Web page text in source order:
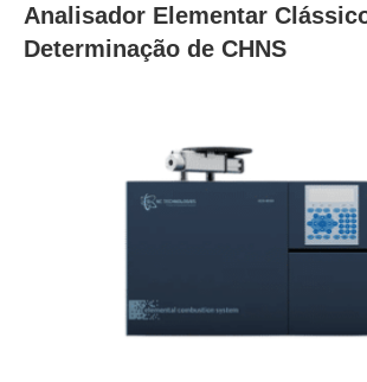
Analisador Elementar
Determinação de CHNS